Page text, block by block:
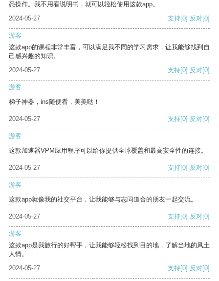
悉操作。我不用看说明书，就可以轻松使用这款app。
2024-05-27
支持[0] 反对[0]
游客
这款app的课程非常丰富，可以满足我不同的学习需求，让我能够找到自
己感兴趣的知识。
2024-05-27
支持[0] 反对[0]
游客
梯子神器，ins随便看，美美哒！
2024-05-27 支持[0] 反对[0]
游客
这款加速器VPM应用程序可以给你提供全球覆盖和最高安全性的连接。
2024-05-27 支持[0] 反对[0]
游客
这款app就像我的社交平台，让我能够与志同道合的朋友一起交流。
2024-05-27 支持[0] 反对[0]
游客
这款app是我旅行的好帮手，让我能够轻松找到目的地，了解当地的风土
人情。
2024-05-27
支持[0] 反对[0]